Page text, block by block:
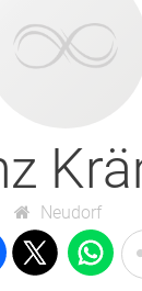
Neudorf